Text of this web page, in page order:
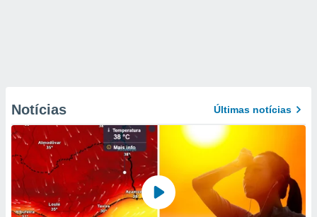
Notícias Últimas notícias